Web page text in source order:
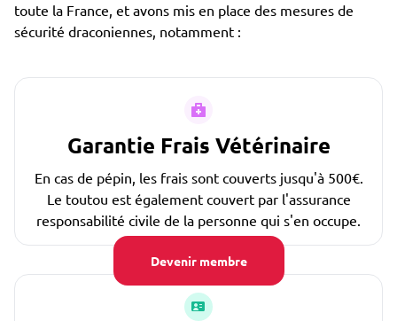
Devenir membre
toute la France, et avons mis en place des mesures de
sécurité draconiennes, notamment :
Garantie Frais Vétérinaire
En cas de pépin, les frais sont couverts jusqu'à 500€.
Le toutou est également couvert par l'assurance
responsabilité civile de la personne qui s'en occupe.